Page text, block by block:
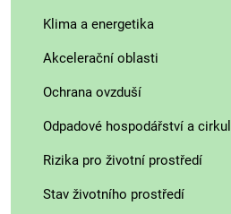
Klima a energetika
Akcelerační oblasti
Ochrana ovzduší
Odpadové hospodářství a
Rizika pro životní prostředí
Stav životního prostředí